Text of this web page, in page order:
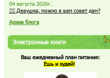
04 августа 2026г.
🏋️‍♀️ Девушка, можно я вам совет дам?
Архив блога
Электронные книги
Ваш ежедневный план питания:
Ешь и худей!